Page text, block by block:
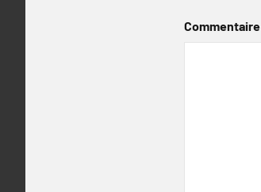
Commentaire